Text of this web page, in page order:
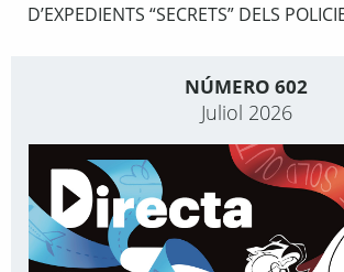
D’EXPEDIENTS “SECRETS” DELS
NÚMERO 602
Juliol 2026